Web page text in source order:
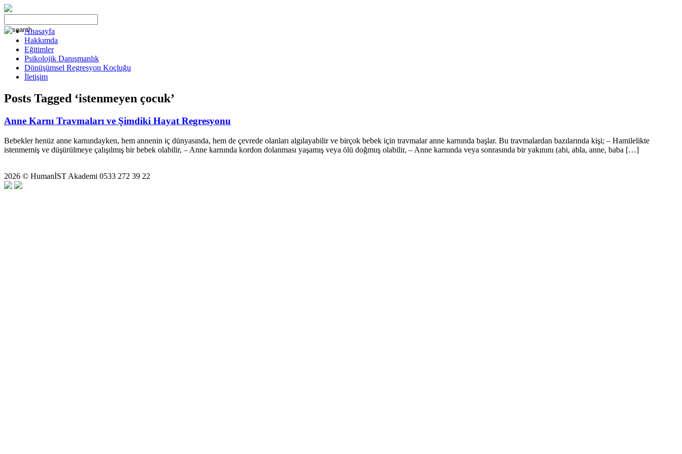
Anasayfa
Hakkımda
Eğitimler
Psikolojik Danışmanlık
Dönüşümsel Regresyon Koçluğu
İletişim
Posts Tagged ‘istenmeyen çocuk’
Anne Karnı Travmaları ve Şimdiki Hayat Regresyonu
Bebekler henüz anne karnındayken, hem annenin iç dünyasında, hem de çevrede olanları algılayabilir ve birçok bebek için travmalar anne karnında başlar. Bu travmalardan bazılarında kişi; – Hamilelikte
istenmemiş ve düşürülmeye çalışılmış bir bebek olabilir, – Anne karnında kordon dolanması yaşamış veya ölü doğmuş olabilir, – Anne karnında veya sonrasında bir yakınını (abi, abla, anne, baba […]
2026 © HumanİST Akademi 0533 272 39 22